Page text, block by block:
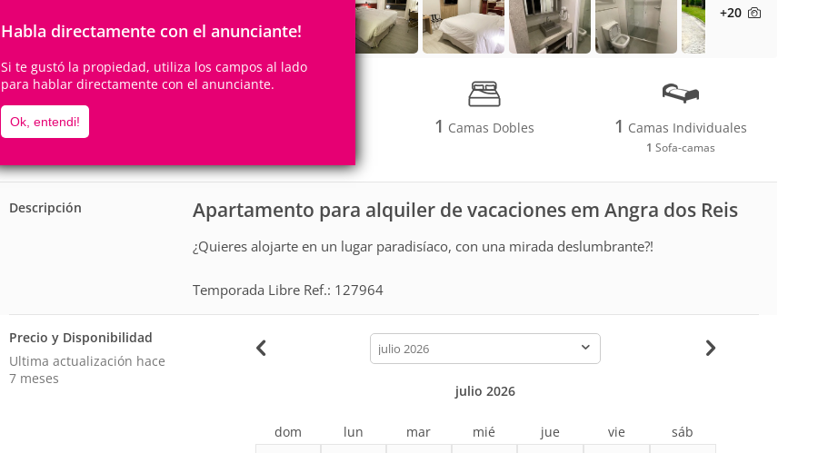
Habla directamente con el anunciante!
Si te gustó la propiedad, utiliza los campos al lado
para hablar directamente con el anunciante.
Ok, entendi!
+20
5Personas 1 Camas Dobles 1 Camas Individuales
1 Sofa-camas
Apartamento para alquiler de vacaciones em Angra dos Reis
Descripción
¿Quieres alojarte en un lugar paradisíaco, con una mirada deslumbrante?!
Temporada Libre Ref.: 127964
Precio y Disponibilidad
Ultima actualización hace
7 meses
calendar-
month
julio 2026
dom lun mar mié jue vie sáb